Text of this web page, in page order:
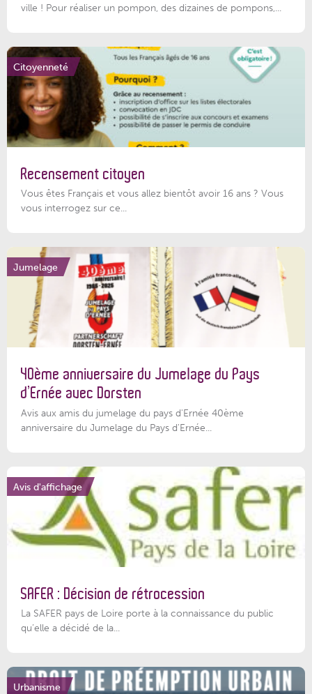
ville ! Pour réaliser un pompon, des dizaines de pompons,...
Citoyenneté
Recensement citoyen
Vous êtes Français et vous allez bientôt avoir 16 ans ? Vous
vous interrogez sur ce...
Jumelage
40ème anniversaire du Jumelage du Pays
d’Ernée avec Dorsten
Avis aux amis du jumelage du pays d'Ernée 40ème
anniversaire du Jumelage du Pays d'Ernée...
Avis d'affichage
SAFER : Décision de rétrocession
La SAFER pays de Loire porte à la connaissance du public
qu’elle a décidé de la...
Urbanisme